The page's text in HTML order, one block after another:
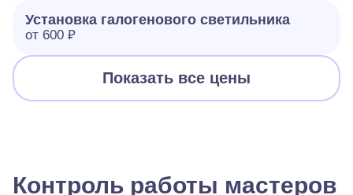
Установка галогенового светильника
от 600 ₽
Показать все цены
Контроль работы мастеров